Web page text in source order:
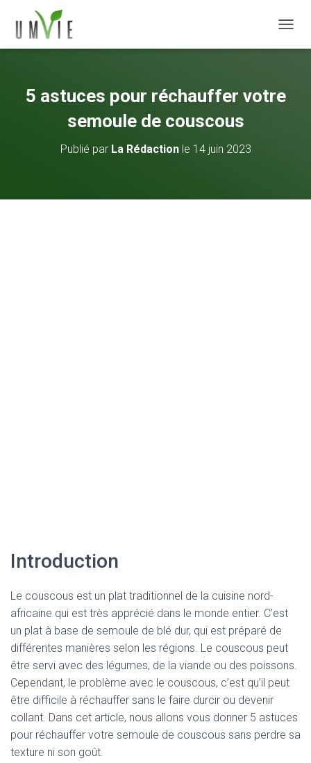
5 astuces pour réchauffer votre
semoule de couscous
Publié par La Rédactionle 14 juin 2023
Introduction
Le couscous est un plat traditionnel de la cuisine nord-
africaine qui est très apprécié dans le monde entier. C’est
un plat à base de semoule de blé dur, qui est préparé de
différentes manières selon les régions. Le couscous peut
être servi avec des légumes, de la viande ou des poissons.
Cependant, le problème avec le couscous, c’est qu’il peut
être difficile à réchauffer sans le faire durcir ou devenir
collant. Dans cet article, nous allons vous donner 5 astuces
pour réchauffer votre semoule de couscous sans perdre sa
texture ni son goût.